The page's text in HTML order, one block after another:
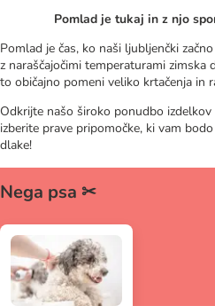
Pomlad je tukaj in z njo
Pomlad je čas, ko naši ljubljenčki
z naraščajočimi temperaturami zimska
to običajno pomeni veliko krtačenja in
Odkrijte našo široko ponudbo
izberite prave pripomočke, ki vam
dlake!
Nega psa ✂